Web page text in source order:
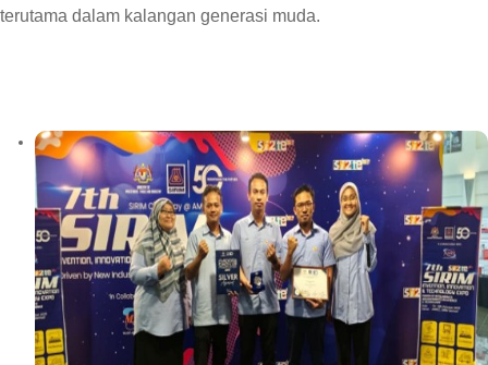
terutama dalam kalangan generasi muda.